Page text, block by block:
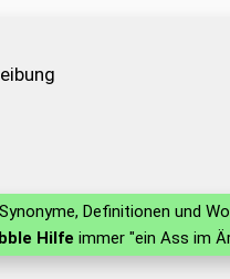
Definitionen und
Hilfe immer "ein Ass im